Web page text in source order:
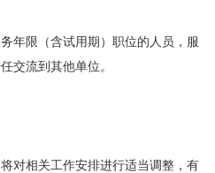
年限（含试用期）职位的人员，服
交流到其他单位。
对相关工作安排进行适当调整，有